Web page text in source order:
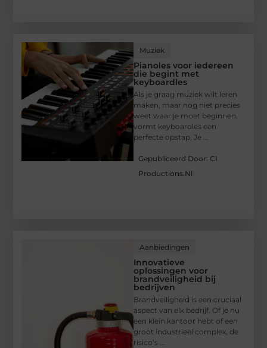
Muziek
Pianoles voor iedereen
die begint met
keyboardles
Als je graag muziek wilt leren
maken, maar nog niet precies
weet waar je moet beginnen,
vormt keyboardles een
perfecte opstap. Je ...
Gepubliceerd Door: CI
Productions.nl
Aanbiedingen
Innovatieve
oplossingen voor
brandveiligheid bij
bedrijven
Brandveiligheid is een cruciaal
aspect van elk bedrijf. Of je nu
een klein kantoor hebt of een
groot industrieel complex, de
risico’s ...